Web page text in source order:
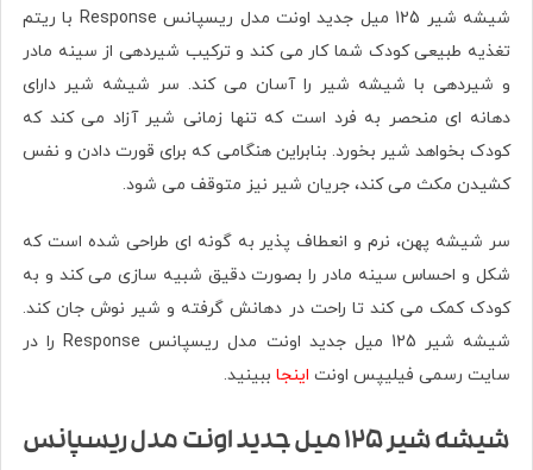
شیشه شیر 125 میل جدید اونت مدل ریسپانس Response با ریتم
تغذیه طبیعی کودک شما کار می کند و ترکیب شیردهی از سینه مادر
و شیردهی با شیشه شیر را آسان می کند. سر شیشه شیر دارای
دهانه ای منحصر به فرد است که تنها زمانی شیر آزاد می کند که
کودک بخواهد شیر بخورد. بنابراین هنگامی که برای قورت دادن و نفس
کشیدن مکث می کند، جریان شیر نیز متوقف می شود.
سر شیشه پهن، نرم و انعطاف پذیر به گونه ای طراحی شده است که
شکل و احساس سینه مادر را بصورت دقیق شبیه سازی می کند و به
کودک کمک می کند تا راحت در دهانش گرفته و شیر نوش جان کند.
شیشه شیر 125 میل جدید اونت مدل ریسپانس Response را در
سایت رسمی فیلیپس اونت اینجا ببینید.
شیشه شیر 125 میل جدید اونت مدل ریسپانس